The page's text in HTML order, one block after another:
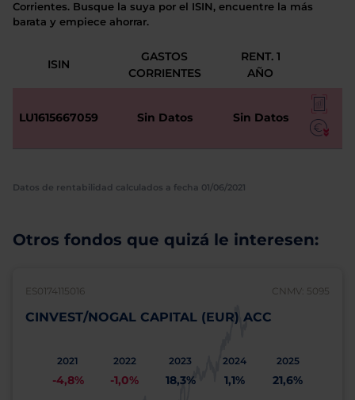
Corrientes. Busque la suya por el ISIN, encuentre la más
barata y empiece ahorrar.
ISIN
GASTOS
CORRIENTES
RENT. 1
AÑO
LU1615667059 Sin Datos Sin Datos
Datos de rentabilidad calculados a fecha 01/06/2021
Otros fondos que quizá le interesen:
ES0174115016 CNMV: 5095
CINVEST/NOGAL CAPITAL (EUR) ACC
2021
-4,8%
2022
-1,0%
2023
18,3%
2024
1,1%
2025
21,6%